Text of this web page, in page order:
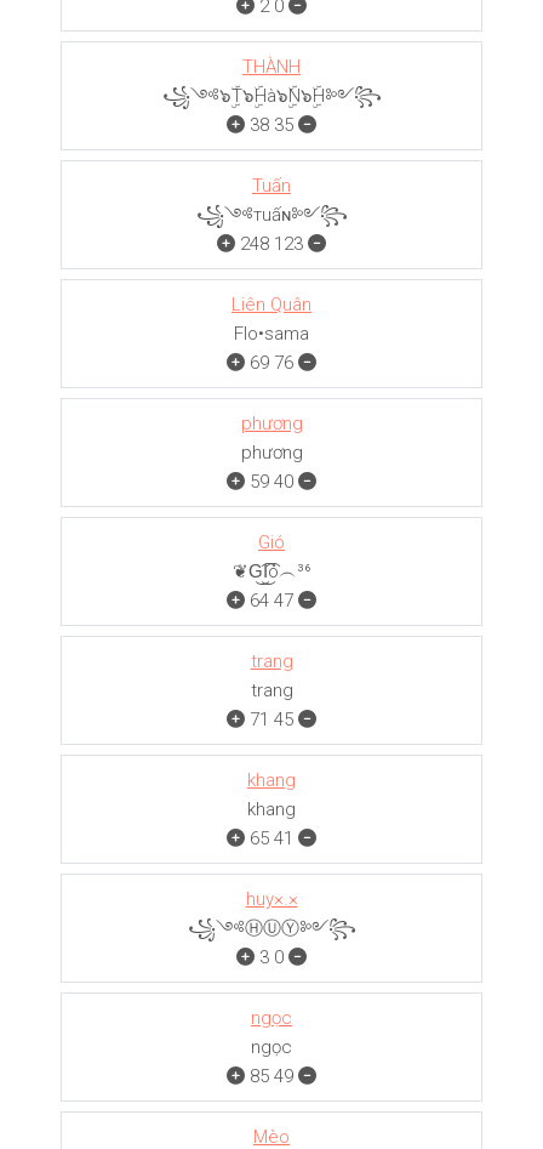
2 0
THÀNH
꧁༺๖ۣۜT๖ۣۜHà๖ۣۜN๖ۣۜH༻꧂
38 35
Tuấn
꧁༺тuấɴ༻꧂
248 123
Liên Quân
Flo•sama
69 76
phương
phương
59 40
Gió
❦G͜͡I͜͡ó︵³⁶
64 47
trang
trang
71 45
khang
khang
65 41
huy×.×
꧁༺ⒽⓊⓎ༻꧂
3 0
ngọc
ngọc
85 49
Mèo